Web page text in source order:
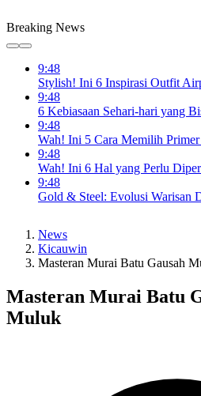
Breaking News
9:48
Stylish! Ini 6 Inspirasi Outfit
9:48
6 Kebiasaan Sehari-hari yang
9:48
Wah! Ini 5 Cara Memilih
9:48
Wah! Ini 6 Hal yang Perlu
9:48
Gold & Steel: Evolusi Warisan
News
Kicauwin
Masteran Murai Batu Gausah
Masteran Murai Batu
Muluk